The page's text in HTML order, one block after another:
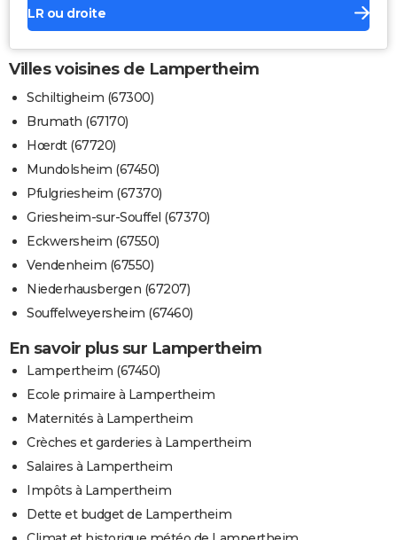
LR ou droite
Villes voisines de Lampertheim
Schiltigheim (67300)
Brumath (67170)
Hœrdt (67720)
Mundolsheim (67450)
Pfulgriesheim (67370)
Griesheim-sur-Souffel (67370)
Eckwersheim (67550)
Vendenheim (67550)
Niederhausbergen (67207)
Souffelweyersheim (67460)
En savoir plus sur Lampertheim
Lampertheim (67450)
Ecole primaire à Lampertheim
Maternités à Lampertheim
Crèches et garderies à Lampertheim
Salaires à Lampertheim
Impôts à Lampertheim
Dette et budget de Lampertheim